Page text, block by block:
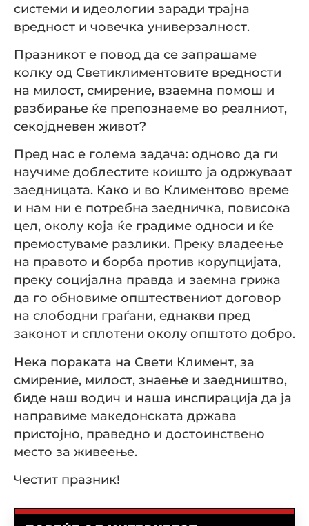
системи и идеологии заради трајна
вредност и човечка универзалност.
Празникот е повод да се запрашаме
колку од Светиклиментовите вредности
на милост, смирение, взаемна помош и
разбирање ќе препознаеме во реалниот,
секојдневен живот?
Пред нас е голема задача: одново да ги
научиме доблестите коишто ја одржуваат
заедницата. Како и во Климентово време
и нам ни е потребна заедничка, повисока
цел, околу која ќе градиме односи и ќе
премостуваме разлики. Преку владеење
на правото и борба против корупцијата,
преку социјална правда и заемна грижа
да го обновиме општествениот договор
на слободни граѓани, еднакви пред
законот и сплотени околу општото добро.
Нека пораката на Свети Климент, за
смирение, милост, знаење и заедништво,
биде наш водич и наша инспирација да ја
направиме македонската држава
пристојно, праведно и достоинствено
место за живеење.
Честит празник!